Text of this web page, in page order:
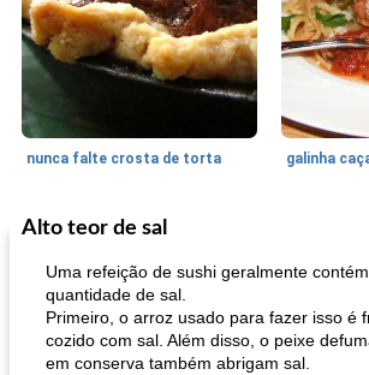
nunca falte crosta de torta
Feriados e Eventos
Alto teor de sal
Uma refeição de sushi geralmente
quantidade de sal.
Primeiro, o arroz usado para fazer isso é
cozido com sal. Além disso, o peixe
em conserva também abrigam sal.